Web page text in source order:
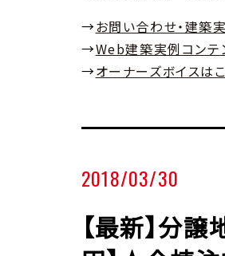
→お問い合わせ・建築
→Web建築実例コンテ
→オーナーズボイスは
2018/03/30
【最新】分